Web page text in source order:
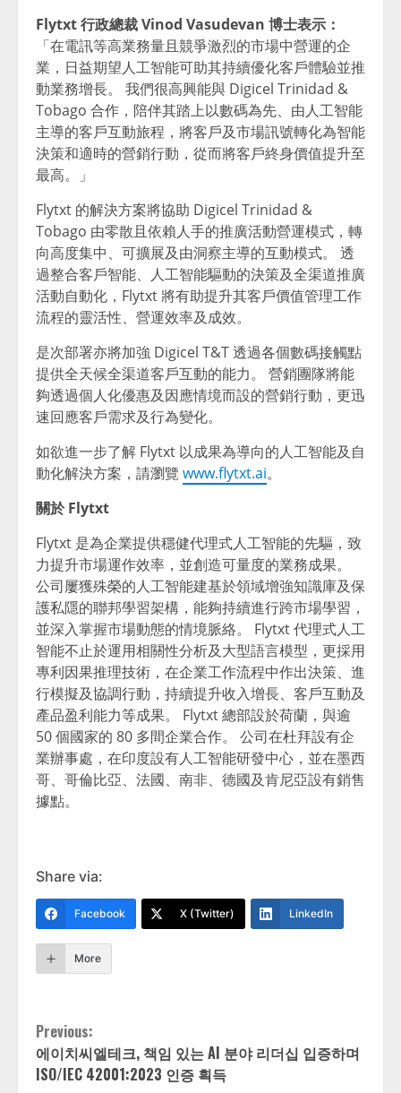
Flytxt 行政總裁 Vinod Vasudevan 博士表示：
「在電訊等高業務量且競爭激烈的市場中營運的企
業，日益期望人工智能可助其持續優化客戶體驗並推
動業務增長。 我們很高興能與 Digicel Trinidad &
Tobago 合作，陪伴其踏上以數碼為先、由人工智能
主導的客戶互動旅程，將客戶及市場訊號轉化為智能
決策和適時的營銷行動，從而將客戶終身價值提升至
最高。」
Flytxt 的解決方案將協助 Digicel Trinidad &
Tobago 由零散且依賴人手的推廣活動營運模式，轉
向高度集中、可擴展及由洞察主導的互動模式。 透
過整合客戶智能、人工智能驅動的決策及全渠道推廣
活動自動化，Flytxt 將有助提升其客戶價值管理工作
流程的靈活性、營運效率及成效。
是次部署亦將加強 Digicel T&T 透過各個數碼接觸點
提供全天候全渠道客戶互動的能力。 營銷團隊將能
夠透過個人化優惠及因應情境而設的營銷行動，更迅
速回應客戶需求及行為變化。
如欲進一步了解 Flytxt 以成果為導向的人工智能及自
動化解決方案，請瀏覽 www.flytxt.ai。
關於 Flytxt
Flytxt 是為企業提供穩健代理式人工智能的先驅，致
力提升市場運作效率，並創造可量度的業務成果。
公司屢獲殊榮的人工智能建基於領域增強知識庫及保
護私隱的聯邦學習架構，能夠持續進行跨市場學習，
並深入掌握市場動態的情境脈絡。 Flytxt 代理式人工
智能不止於運用相關性分析及大型語言模型，更採用
專利因果推理技術，在企業工作流程中作出決策、進
行模擬及協調行動，持續提升收入增長、客戶互動及
產品盈利能力等成果。 Flytxt 總部設於荷蘭，與逾
50 個國家的 80 多間企業合作。 公司在杜拜設有企
業辦事處，在印度設有人工智能研發中心，並在墨西
哥、哥倫比亞、法國、南非、德國及肯尼亞設有銷售
據點。
Share via:
Facebook X (Twitter) LinkedIn
More
Continue
Reading
Previous:
에이치씨엘테크, 책임 있는 AI 분야 리더십 입증하며
ISO/IEC 42001:2023 인증 획득